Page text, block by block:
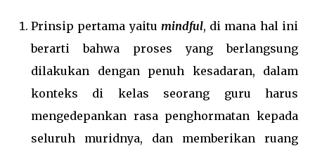
Prinsip pertama yaitu mindful, di mana hal ini
berarti bahwa proses yang berlangsung
dilakukan dengan penuh kesadaran, dalam
konteks di kelas seorang guru harus
mengedepankan rasa penghormatan kepada
seluruh muridnya, dan memberikan ruang